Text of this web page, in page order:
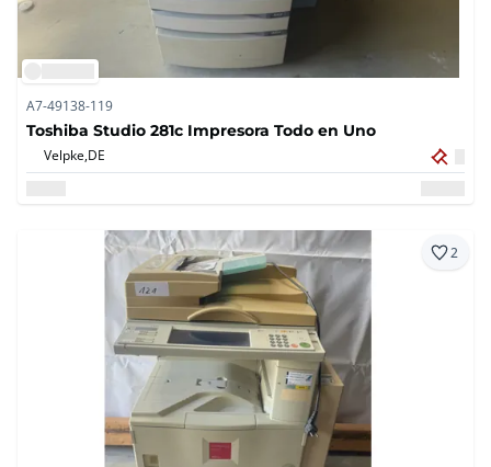
A7-49138-119
Toshiba Studio 281c Impresora Todo en Uno
Velpke,DE
2